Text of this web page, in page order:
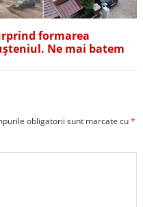
formarea
Ne mai batem
obligatorii sunt marcate cu*